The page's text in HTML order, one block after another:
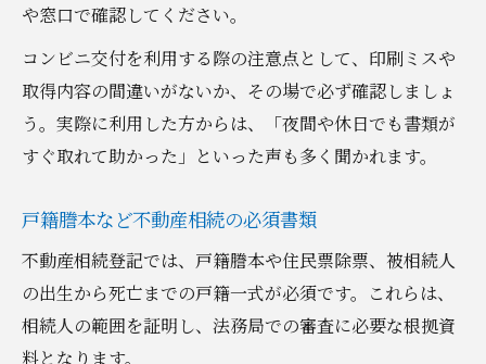
や窓口で確認してください。
コンビニ交付を利用する際の注意点として、印刷ミスや
取得内容の間違いがないか、その場で必ず確認しましょ
う。実際に利用した方からは、「夜間や休日でも書類が
すぐ取れて助かった」といった声も多く聞かれます。
戸籍謄本など不動産相続の必須書類
不動産相続登記では、戸籍謄本や住民票除票、被相続人
の出生から死亡までの戸籍一式が必須です。これらは、
相続人の範囲を証明し、法務局での審査に必要な根拠資
料となります。